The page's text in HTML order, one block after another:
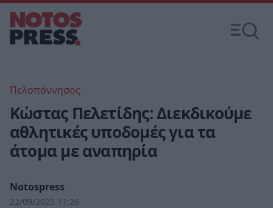
Πελοπόννησος
Κώστας Πελετίδης: Διεκδικούμε
αθλητικές υποδομές για τα
άτομα με αναπηρία
Notospress
22/09/2025 11:26